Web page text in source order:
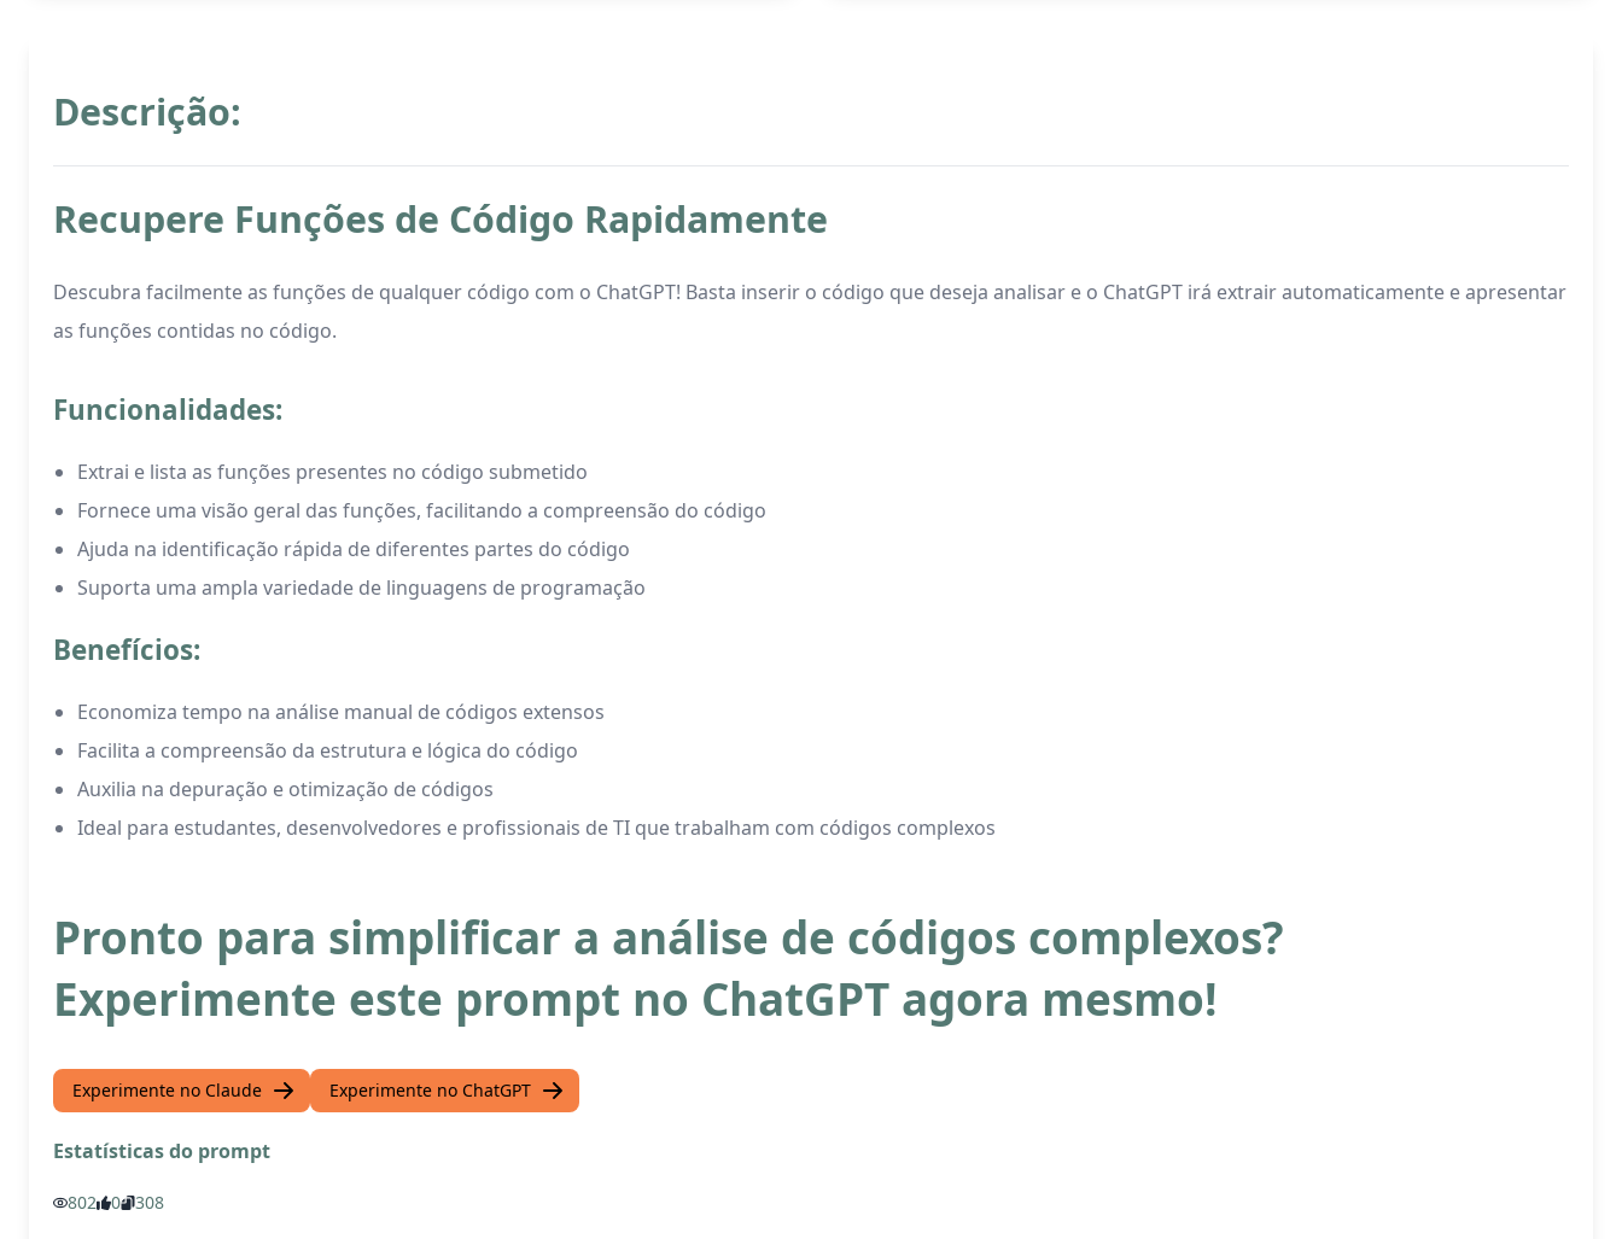
Descrição:
Recupere Funções de Código Rapidamente
Descubra facilmente as funções de qualquer código com o ChatGPT! Basta inserir o código que deseja analisar e o ChatGPT irá extrair automaticamente e apresentar
as funções contidas no código.
Funcionalidades:
Extrai e lista as funções presentes no código submetido
Fornece uma visão geral das funções, facilitando a compreensão do código
Ajuda na identificação rápida de diferentes partes do código
Suporta uma ampla variedade de linguagens de programação
Benefícios:
Economiza tempo na análise manual de códigos extensos
Facilita a compreensão da estrutura e lógica do código
Auxilia na depuração e otimização de códigos
Ideal para estudantes, desenvolvedores e profissionais de TI que trabalham com códigos complexos
Pronto para simplificar a análise de códigos complexos?
Experimente este prompt no ChatGPT agora mesmo!
Experimente no Claude Experimente no ChatGPT
Estatísticas do prompt
802 0 308